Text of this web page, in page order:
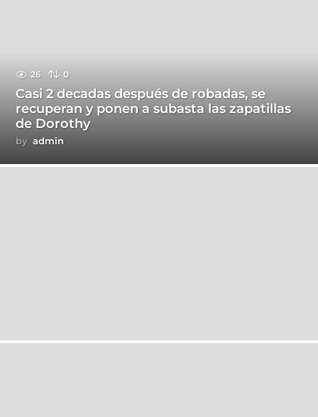
26 0
Casi 2 decadas después de robadas, se
recuperan y ponen a subasta las zapatillas
de Dorothy
by admin